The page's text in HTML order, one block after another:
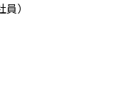
）